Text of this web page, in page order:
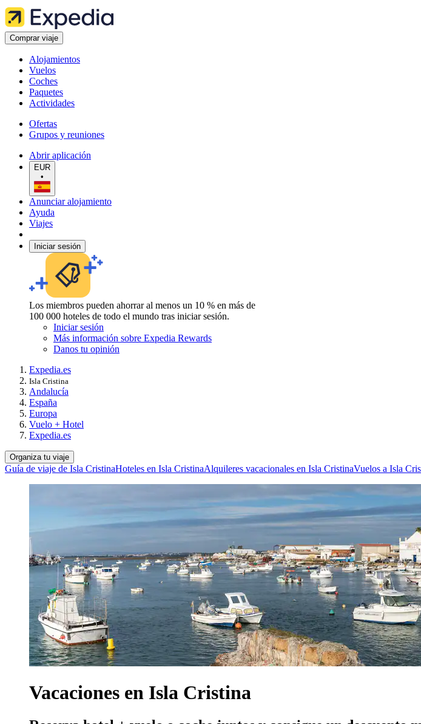
Comprar viaje
Alojamientos
Vuelos
Coches
Paquetes
Actividades
Ofertas
Grupos y reuniones
Abrir aplicación
EUR
•
Anunciar alojamiento
Ayuda
Viajes
Iniciar sesión
Los miembros pueden ahorrar al menos un 10 % en más de
100 000 hoteles de todo el mundo tras iniciar sesión.
Iniciar sesión
Más información sobre Expedia Rewards
Danos tu opinión
Expedia.es
Isla Cristina
Andalucía
España
Europa
Vuelo + Hotel
Expedia.es
Organiza tu viaje
Guía de viaje de Isla CristinaHoteles en Isla CristinaAlquileres vacacionales en Isla CristinaVuelos a Isla
Vacaciones en Isla Cristina